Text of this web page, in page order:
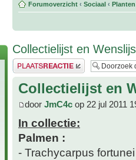
Forumoverzicht ‹ Sociaal ‹
Collectielijst en
Plaats een reactie
Collectielijst en
door JmC4c op 22 jul 2011
In collectie:
Palmen :
- Trachycarpus fortunei